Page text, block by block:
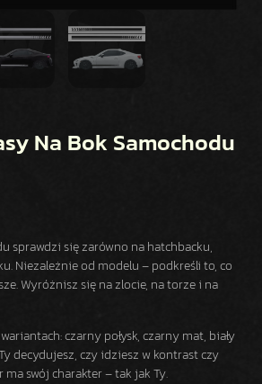
Na Bok Samochodu
sprawdzi się zarówno na hatchbacku,
Niezależnie od modelu – podkreśli to, co
Wyróżnisz się na zlocie, na torze i na
czarny połysk, czarny mat, biały
decydujesz, czy idziesz w kontrast czy
swój charakter – tak jak Ty.